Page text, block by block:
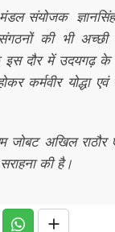
संयोजक
संगठनों की भी
दौर में उदयगढ़ के
कर्मवीर योद्धा
जोबट अखिल राठौर
की है।